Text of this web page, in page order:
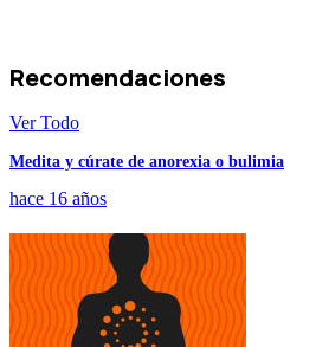
Recomendaciones
Ver Todo
Medita y cúrate de anorexia o bulimia
hace 16 años